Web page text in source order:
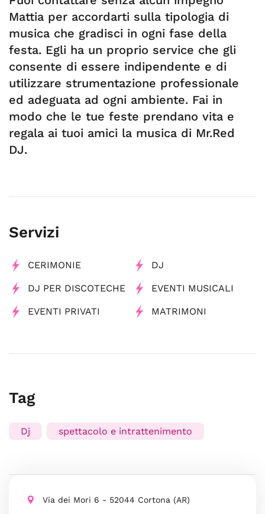
Mattia per accordarti sulla tipologia di
musica che gradisci in ogni fase della
festa. Egli ha un proprio service che gli
consente di essere indipendente e di
utilizzare strumentazione professionale
ed adeguata ad ogni ambiente. Fai in
modo che le tue feste prendano vita e
regala ai tuoi amici la musica di Mr.Red
DJ.
Servizi
CERIMONIE DJ
DJ PER DISCOTECHE EVENTI MUSICALI
EVENTI PRIVATI MATRIMONI
Tag
Dj spettacolo e intrattenimento
Via dei Mori 6 - 52044 Cortona (AR)